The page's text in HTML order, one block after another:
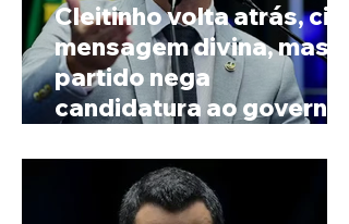
Cleitinho volta atrás, cita
mensagem divina, mas
partido nega
candidatura ao governo